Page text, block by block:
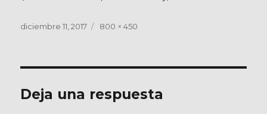
Publicado
diciembre 11, 2017
Tamaño
800 × 450
Deja una respuesta